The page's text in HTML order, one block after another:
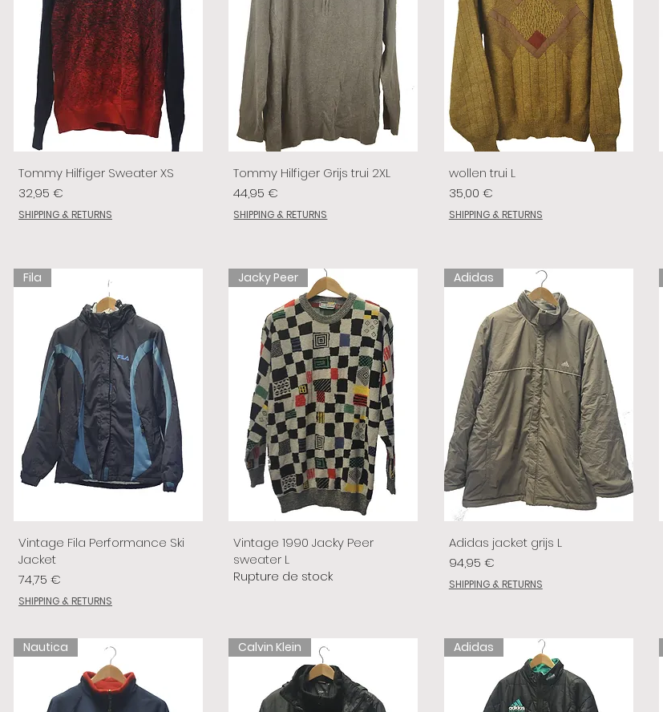
Tommy Hilfiger Sweater XS
Prix
32,95 €
SHIPPING & RETURNS
Tommy Hilfiger Grijs trui 2XL
Prix
44,95 €
SHIPPING & RETURNS
wollen trui L
Prix
35,00 €
SHIPPING & RETURNS
Fila
Vintage Fila Performance Ski
Jacket
Prix
74,75 €
SHIPPING & RETURNS
Jacky Peer
Vintage 1990 Jacky Peer
sweater L
Rupture de stock
Adidas
Adidas jacket grijs L
Prix
94,95 €
SHIPPING & RETURNS
Nautica Calvin Klein Adidas